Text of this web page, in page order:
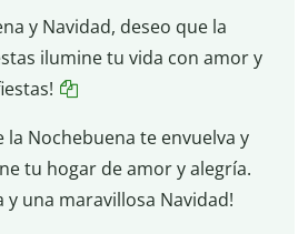
y Navidad, deseo que la
ilumine tu vida con amor y
la Nochebuena te envuelva y
tu hogar de amor y alegría.
y una maravillosa Navidad!